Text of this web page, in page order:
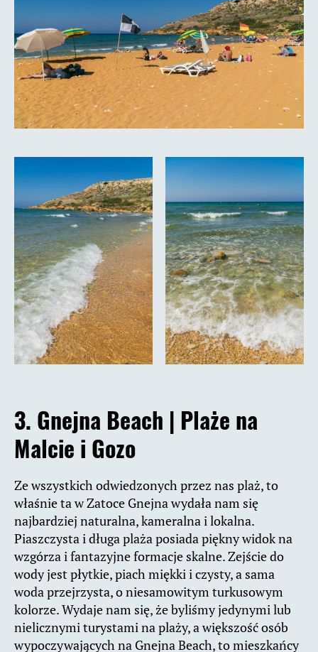
3. Gnejna Beach | Plaże na
Malcie i Gozo
Ze wszystkich odwiedzonych przez nas plaż, to
właśnie ta w Zatoce Gnejna wydała nam się
najbardziej naturalna, kameralna i lokalna.
Piaszczysta i długa plaża posiada piękny widok na
wzgórza i fantazyjne formacje skalne. Zejście do
wody jest płytkie, piach miękki i czysty, a sama
woda przejrzysta, o niesamowitym turkusowym
kolorze. Wydaje nam się, że byliśmy jedynymi lub
nielicznymi turystami na plaży, a większość osób
wypoczywających na Gnejna Beach, to mieszkańcy